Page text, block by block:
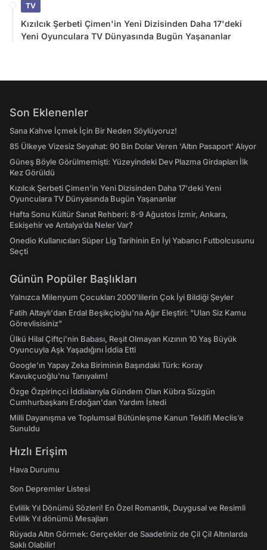
TV
Kızılcık Şerbeti Çimen'in Yeni Dizisinden Daha 17'deki
Yeni Oyunculara TV Dünyasında Bugün Yaşananlar
Son Eklenenler
Sana Kahve İçmek İçin Bir Neden Söylüyoruz!
85 Ülkeye Vizesiz Seyahat: 90 Bin Dolar Veren 'Altın Pasaport' Alıyor
Güneş Böyle Görülmemişti: Yüzeyindeki Dev Plazma Girdapları İlk
Kez Görüldü
Kızılcık Şerbeti Çimen'in Yeni Dizisinden Daha 17'deki Yeni
Oyunculara TV Dünyasında Bugün Yaşananlar
Hafta Sonu Kültür Sanat Rehberi: 8-9 Ağustos İzmir, Ankara,
Eskişehir ve Antalya’da Neler Var?
Onedio Kullanıcıları Süper Lig Tarihinin En İyi Yabancı Futbolcusunu
Seçti
Günün Popüler Başlıkları
Yalnızca Milenyum Çocukları 2000'lilerin Çok İyi Bildiği Şeyler
Fatih Altaylı'dan Erdal Beşikçioğlu'na Ağır Eleştiri: "Ulan Siz Kamu
Görevlisisiniz"
Ülkü Hilal Çiftçi'nin Babası, Reşit Olmayan Kızının 10 Yaş Büyük
Oyuncuyla Aşk Yaşadığını İddia Etti
Google'ın Yapay Zeka Biriminin Başındaki Türk: Koray
Kavukçuoğlu'nu Tanıyalım!
Özge Özpirinçci İddialarıyla Gündem Olan Kübra Süzgün
Cumhurbaşkanı Erdoğan'dan Yardım İstedi
Milli Dayanışma ve Toplumsal Bütünleşme Kanun Teklifi Meclis’e
Sunuldu
Hızlı Erişim
Hava Durumu
Son Depremler Listesi
Evlilik Yıl Dönümü Sözleri! En Özel Romantik, Duygusal ve Resimli
Evlilik Yıl dönümü Mesajları
Rüyada Altın Görmek: Gerçekler de Saadetiniz de Çil Çil Altınlarda
Saklı Olabilir!